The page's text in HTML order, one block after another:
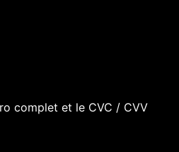
complet et le CVC / CVV